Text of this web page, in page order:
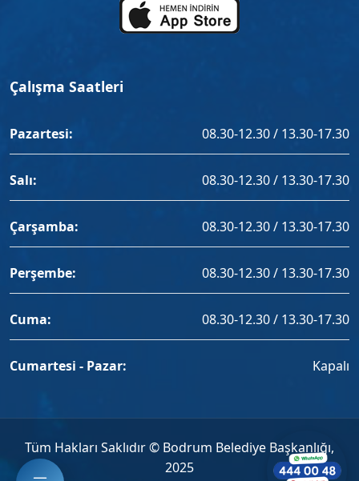
Çalışma Saatleri
Pazartesi: 08.30-12.30 / 13.30-17.30
Salı: 08.30-12.30 / 13.30-17.30
Çarşamba: 08.30-12.30 / 13.30-17.30
Perşembe: 08.30-12.30 / 13.30-17.30
Cuma: 08.30-12.30 / 13.30-17.30
Cumartesi - Pazar: Kapalı
Tüm Hakları Saklıdır © Bodrum Belediye Başkanlığı,
2025